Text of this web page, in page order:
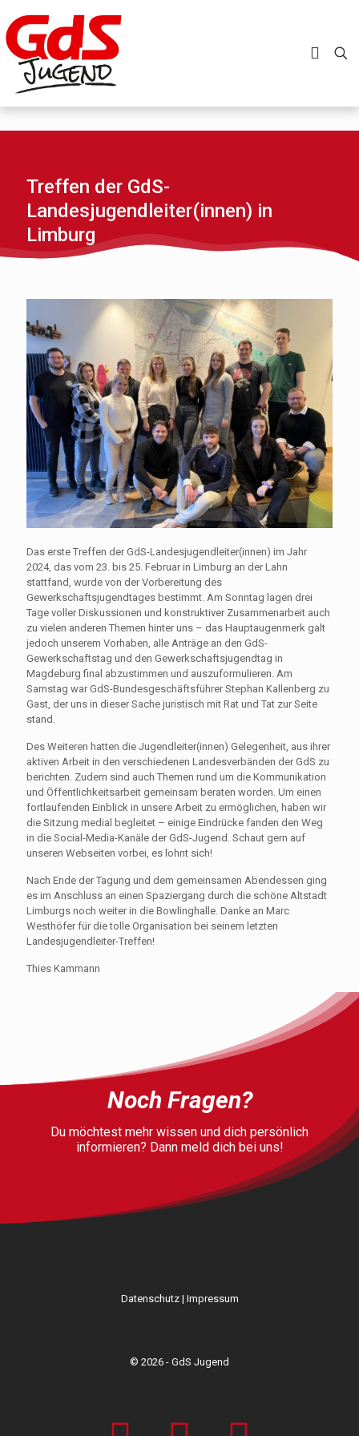
Treffen der GdS-
Landesjugendleiter(innen) in
Limburg
Das erste Treffen der GdS-Landesjugendleiter(innen) im Jahr
2024, das vom 23. bis 25. Februar in Limburg an der Lahn
stattfand, wurde von der Vorbereitung des
Gewerkschaftsjugendtages bestimmt. Am Sonntag lagen drei
Tage voller Diskussionen und konstruktiver Zusammenarbeit auch
zu vielen anderen Themen hinter uns – das Hauptaugenmerk galt
jedoch unserem Vorhaben, alle Anträge an den GdS-
Gewerkschaftstag und den Gewerkschaftsjugendtag in
Magdeburg final abzustimmen und auszuformulieren. Am
Samstag war GdS-Bundesgeschäftsführer Stephan Kallenberg zu
Gast, der uns in dieser Sache juristisch mit Rat und Tat zur Seite
stand.
Des Weiteren hatten die Jugendleiter(innen) Gelegenheit, aus ihrer
aktiven Arbeit in den verschiedenen Landesverbänden der GdS zu
berichten. Zudem sind auch Themen rund um die Kommunikation
und Öffentlichkeitsarbeit gemeinsam beraten worden. Um einen
fortlaufenden Einblick in unsere Arbeit zu ermöglichen, haben wir
die Sitzung medial begleitet – einige Eindrücke fanden den Weg
in die Social-Media-Kanäle der GdS-Jugend. Schaut gern auf
unseren Webseiten vorbei, es lohnt sich!
Nach Ende der Tagung und dem gemeinsamen Abendessen ging
es im Anschluss an einen Spaziergang durch die schöne Altstadt
Limburgs noch weiter in die Bowlinghalle. Danke an Marc
Westhöfer für die tolle Organisation bei seinem letzten
Landesjugendleiter-Treffen!
Thies Kammann
Noch Fragen?
Du möchtest mehr wissen und dich persönlich
informieren? Dann meld dich bei uns!
Datenschutz| Impressum
© 2026 - GdS Jugend